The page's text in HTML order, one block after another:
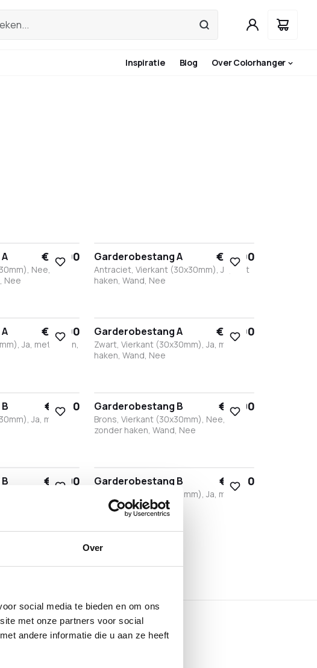
Over
social media te bieden en om ons
met onze partners voor social
andere informatie die u aan ze heeft
Inspiratie Blog Over Colorhanger
€ 75,00
Nee,
Nee
Garderobestang A € 83,00
Antraciet, Vierkant (30x30mm), Ja, met
haken, Wand, Nee
€ 83,00
Ja, met haken,
Garderobestang A € 83,00
Zwart, Vierkant (30x30mm), Ja, met
haken, Wand, Nee
€ 93,10
Ja, met
Garderobestang B € 71,90
Brons, Vierkant (30x30mm), Nee,
zonder haken, Wand, Nee
€ 71,90 Garderobestang B € 93,10
Zwart, Vierkant (30x30mm), Ja, met
haken, Wand, Nee
WitBronsAntraciet
Zwart